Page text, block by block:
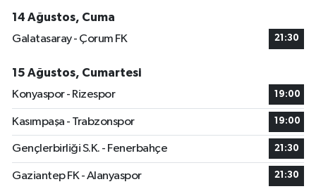
14 Ağustos, Cuma
Galatasaray - Çorum FK
21:30
15 Ağustos, Cumartesi
Konyaspor - Rizespor
19:00
Kasımpaşa - Trabzonspor 19:00
Gençlerbirliği S.K. - Fenerbahçe 21:30
Gaziantep FK - Alanyaspor 21:30